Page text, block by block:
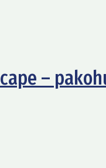
Alakestilän Arboretum
–
Nanoq Escape – pakohuone